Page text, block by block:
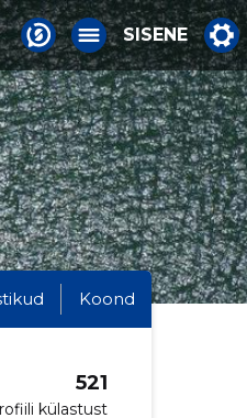
SISENE
Koond
külastust
521